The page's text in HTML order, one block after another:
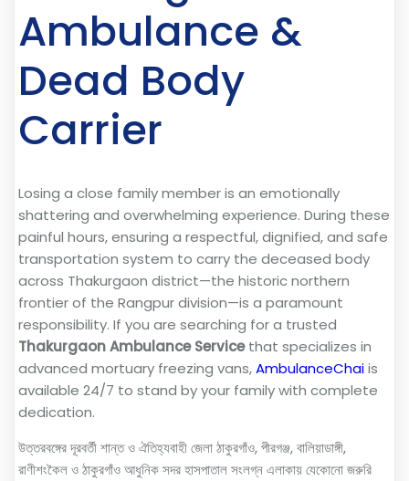
Ambulance &
Dead Body
Carrier
Losing a close family member is an emotionally
shattering and overwhelming experience. During these
painful hours, ensuring a respectful, dignified, and safe
transportation system to carry the deceased body
across Thakurgaon district—the historic northern
frontier of the Rangpur division—is a paramount
responsibility. If you are searching for a trusted
Thakurgaon Ambulance Servicethat specializes in
advanced mortuary freezing vans,AmbulanceChaiis
available 24/7 to stand by your family with complete
dedication.
উত্তরবঙ্গের দূরবর্তী শান্ত ও ঐতিহ্যবাহী জেলা ঠাকুরগাঁও, পীরগঞ্জ, বালিয়াডাঙ্গী,
রাণীশংকৈল ও ঠাকুরগাঁও আধুনিক সদর হাসপাতাল সংলগ্ন এলাকায় যেকোনো জরুরি